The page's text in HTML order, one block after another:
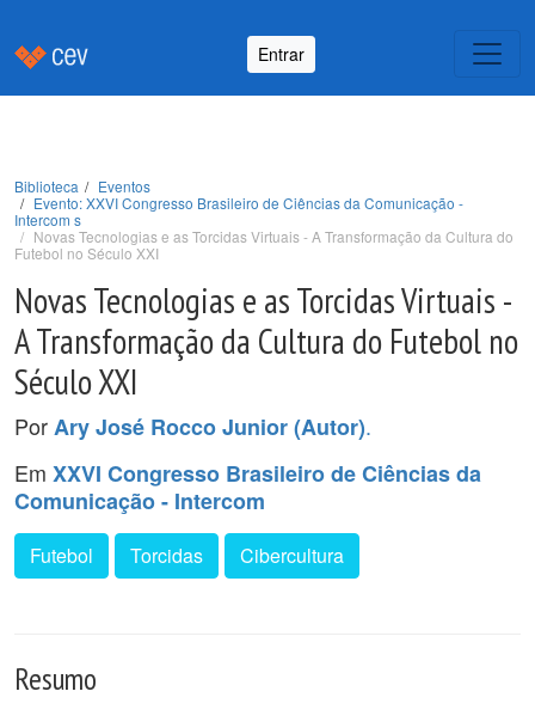
Entrar
Biblioteca
Eventos
Evento: XXVI Congresso Brasileiro de Ciências da Comunicação -
Intercom s
Novas Tecnologias e as Torcidas Virtuais - A Transformação da Cultura do
Futebol no Século XXI
Novas Tecnologias e as Torcidas Virtuais -
A Transformação da Cultura do Futebol no
Século XXI
PorAry José Rocco Junior (Autor).
Em XXVI Congresso Brasileiro de Ciências da
Comunicação - Intercom
Futebol Torcidas Cibercultura
Resumo